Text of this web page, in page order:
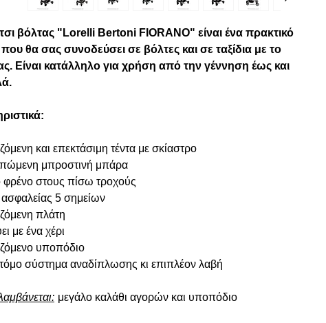
βόλτας "Lorelli Bertoni FIORANO" είναι ένα πρακτικό
θα σας συνοδεύσει σε βόλτες και σε ταξίδια με το
Είναι κατάλληλο για χρήση από την γέννηση έως και
και επεκτάσιμη τέντα με σκίαστρο
μπροστινή μπάρα
φρένο στους πίσω τροχούς
5 σημείων
πλάτη
με ένα χέρι
υποπόδιο
σύστημα αναδίπλωσης κι επιπλέον λαβή
μεγάλο καλάθι αγορών και υποπόδιο